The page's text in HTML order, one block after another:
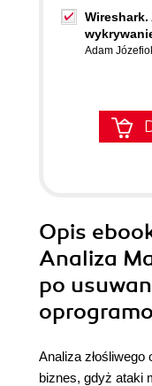
Adam
Opis
Analiza
po
Analiza
biznes, gdyż ataki